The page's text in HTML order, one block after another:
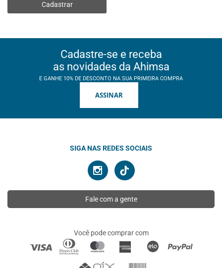
Cadastrar
Cadastre-se e receba
as novidades da Ahimsa
E GANHE 10% DE DESCONTO NA SUA PRIMEIRA COMPRA
ASSINAR
SIGA NAS REDES SOCIAIS
Fale com a gente
Você pode comprar com